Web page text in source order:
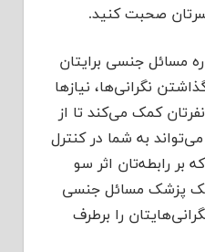
صحبت کنید.
مسائل جنسی برایتان
نگرانی‌ها، نیاز‌ها
کمک می‌کند تا از
به شما در کنترل
بر رابطه‌تان اثر سو
یک پزشک مسائل جنسی
را برطرف